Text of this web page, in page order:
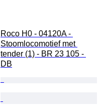
Roco H0 - 04120A -
Stoomlocomotief met
tender (1) - BR 23 105 -
DB